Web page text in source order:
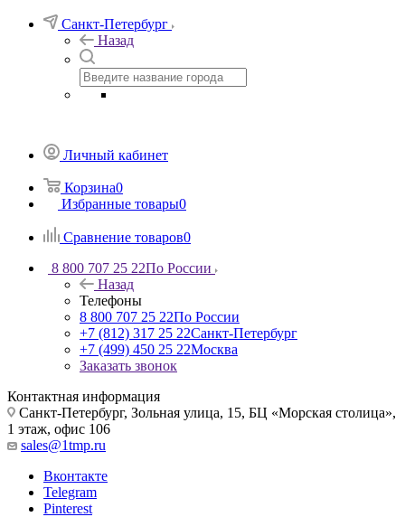
Санкт-Петербург
Назад
Личный кабинет
Корзина0
Избранные товары0
Сравнение товаров0
8 800 707 25 22По России
Назад
Телефоны
8 800 707 25 22По России
+7 (812) 317 25 22Санкт-Петербург
+7 (499) 450 25 22Москва
Заказать звонок
Контактная информация
Санкт-Петербург, Зольная улица, 15, БЦ «Морская столица»,
1 этаж, офис 106
sales@1tmp.ru
Вконтакте
Telegram
Pinterest